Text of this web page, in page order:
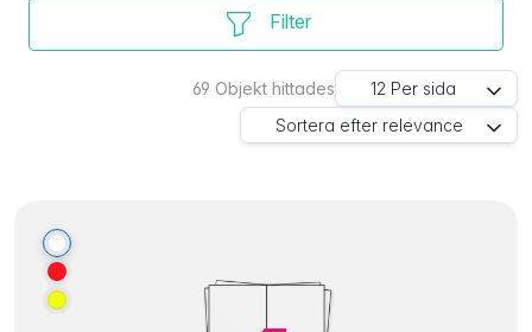
Filter
69 Objekt hittades 12 Per sida
Sortera efter relevance